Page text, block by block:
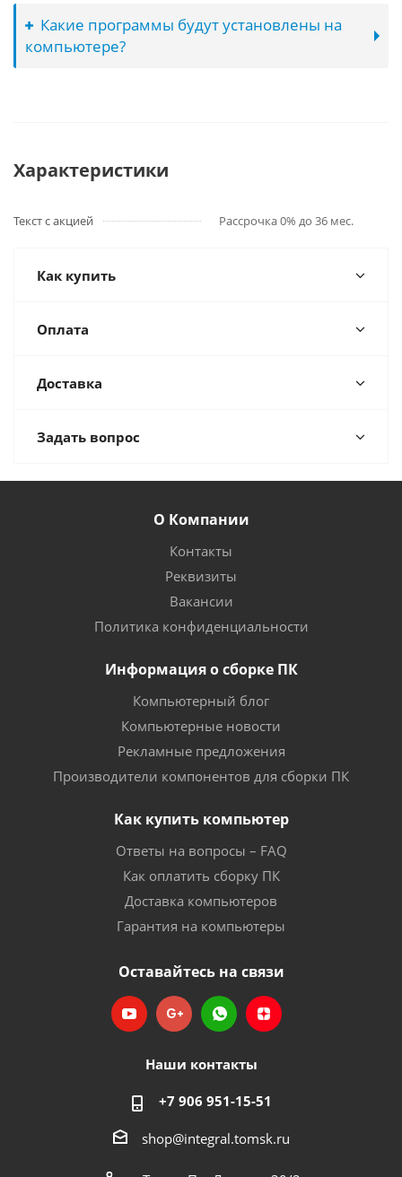
Какие программы будут установлены на
компьютере?
Характеристики
Текст с акцией Рассрочка 0% до 36 мес.
Как купить
Оплата
Доставка
Задать вопрос
О Компании
Контакты
Реквизиты
Вакансии
Политика конфиденциальности
Информация о сборке ПК
Компьютерный блог
Компьютерные новости
Рекламные предложения
Производители компонентов для сборки ПК
Как купить компьютер
Ответы на вопросы – FAQ
Как оплатить сборку ПК
Доставка компьютеров
Гарантия на компьютеры
Оставайтесь на связи
Наши контакты
+7 906 951-15-51
shop@integral.tomsk.ru